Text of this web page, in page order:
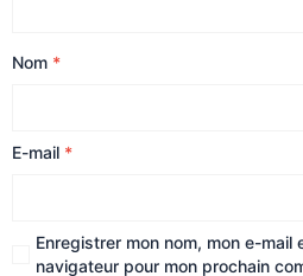
Nom *
E-mail *
Enregistrer mon nom, mon e-mail
navigateur pour mon prochain